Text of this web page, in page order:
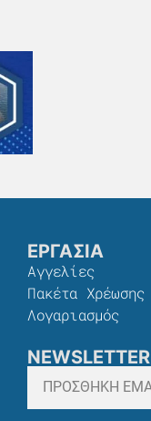
ΕΡΓΑΣΙΑ
Αγγελίες
Πακέτα Χρέωσης​
Λογαριασμός
NEWSLETTER